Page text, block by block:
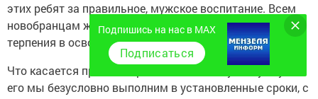
этих ребят за правильное, мужское воспитание. Всем
новобранцам желаю хорошей службы, упорства и
терпения в освоении воинского искусства.
Что касается призыва граждан на военную службу, то
его мы безусловно выполним в установленные сроки, с
Подпишись на нас в MAX
Подписаться